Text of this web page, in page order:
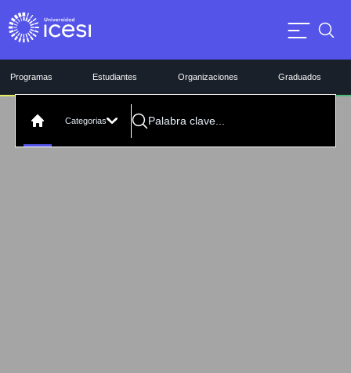
Programas Estudiantes Organizaciones Graduados
Categorias